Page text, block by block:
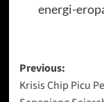
energi-
Post
Previous:
Krisis Chip Picu